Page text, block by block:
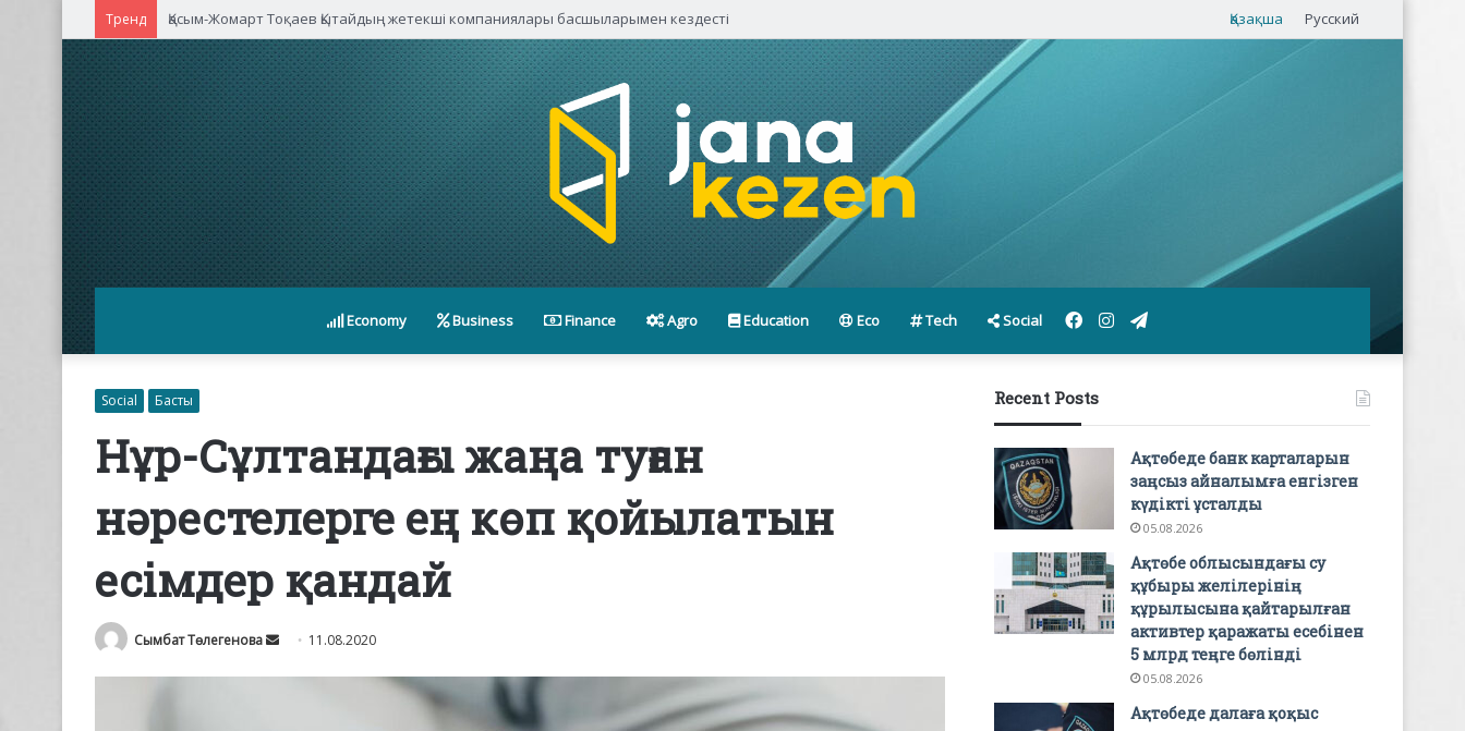
Тренд Қасым-Жомарт Тоқаев Қытайдың жетекші компаниялары басшыларымен кездесті Қазақша Русский
Economy Business Finance Agro Education Eco Tech Social Telegram
Instagram
Facebook
Social Басты
Нұр-Сұлтандағы жаңа туған
нәрестелерге ең көп қойылатын
есімдер қандай
Сымбат Төлегенова
Send 11.08.2020
Recent Posts
Ақтөбеде банк карталарын
заңсыз айналымға енгізген
күдікті ұсталды
05.08.2026
Ақтөбе облысындағы су
құбыры желілерінің
құрылысына қайтарылған
активтер қаражаты есебінен
5 млрд теңге бөлінді
05.08.2026
Ақтөбеде далаға қоқыс